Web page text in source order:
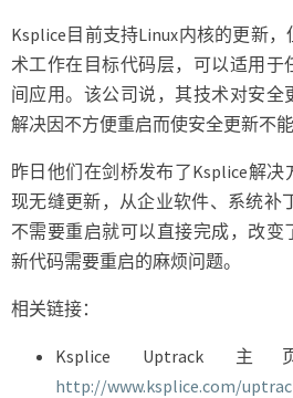
Ksplice目前支持Linux内核的更新
术工作在目标代码层，可以适用于
间应用。该公司说，其技术对安全
解决因不方便重启而使安全更新不
昨日他们在剑桥发布了Ksplice解
现无缝更新，从企业软件、系统补
不需要重启就可以直接完成，改变
新代码需要重启的麻烦问题。
相关链接：
Ksplice Uptrack
http://www.ksplice.com/